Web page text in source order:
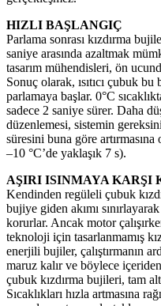
HIZLI BAŞLANGIÇ
Parlama sonrası kızdırma
saniye arasında azaltmak
tasarım mühendisleri, ön
Sonuç olarak, ısıtıcı çubuk
parlamaya başlar. 0°C
sadece 2 saniye sürer. Daha
düzenlemesi, sistemin
süresini buna göre
–10 °C’de yaklaşık 7 s).
AŞIRI ISINMAYA KARŞI
Kendinden regüleli çubuk
bujiye giden akımı
korurlar. Ancak motor
teknoloji için tasarlanmamış
enerjili bujiler, çalıştırmanın
maruz kalır ve böylece içeriden
çubuk kızdırma bujileri, tam
Sıcaklıkları hızla artmasına